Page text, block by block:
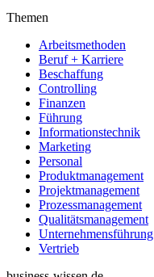
Themen
Arbeitsmethoden
Beruf + Karriere
Beschaffung
Controlling
Finanzen
Führung
Informationstechnik
Marketing
Personal
Produktmanagement
Projektmanagement
Prozessmanagement
Qualitätsmanagement
Unternehmensführung
Vertrieb